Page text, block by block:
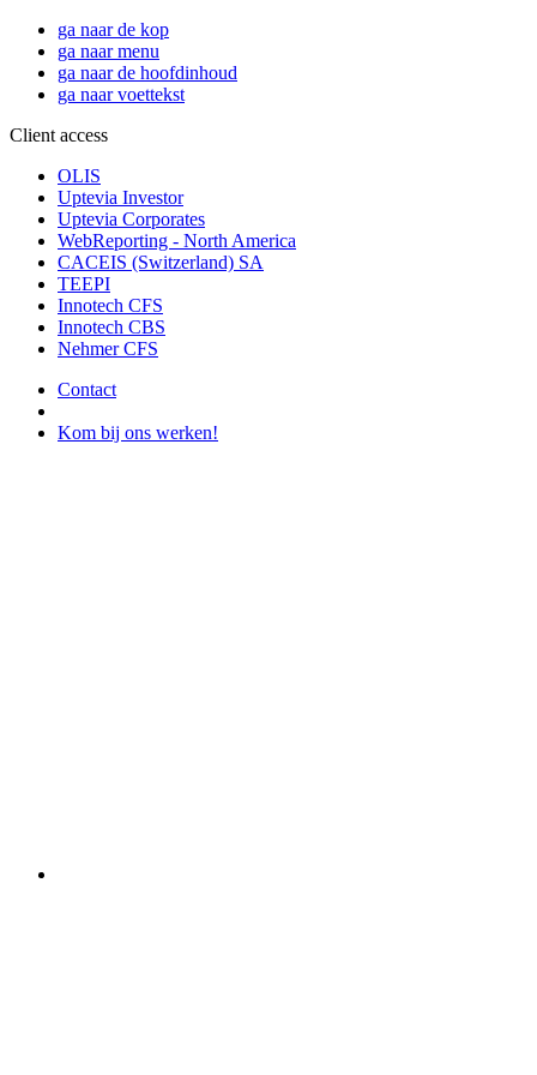
ga naar de kop
ga naar menu
ga naar de hoofdinhoud
ga naar voettekst
Client access
OLIS
Uptevia Investor
Uptevia Corporates
WebReporting - North America
CACEIS (Switzerland) SA
TEEPI
Innotech CFS
Innotech CBS
Nehmer CFS
Contact
Kom bij ons werken!